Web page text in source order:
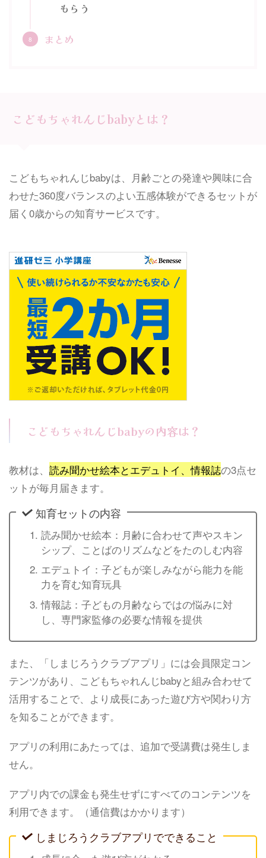
もらう
まとめ
こどもちゃれんじbabyとは？
こどもちゃれんじbabyは、月齢ごとの発達や興味に合
わせた360度バランスのよい五感体験ができるセットが
届く0歳からの知育サービスです。
こどもちゃれんじbabyの内容は？
教材は、 読み聞かせ絵本とエデュトイ、情報誌の3点セ
ットが毎月届きます。
知育セットの内容
読み聞かせ絵本：月齢に合わせて声やスキン
シップ、ことばのリズムなどをたのしむ内容
エデュトイ：子どもが楽しみながら能力を能
力を育む知育玩具
情報誌：子どもの月齢ならではの悩みに対
し、専門家監修の必要な情報を提供
また、「しまじろうクラブアプリ」には会員限定コン
テンツがあり、こどもちゃれんじbabyと組み合わせて
活用することで、より成長にあった遊び方や関わり方
を知ることができます。
アプリの利用にあたっては、追加で受講費は発生しま
せん。
アプリ内での課金も発生せずにすべてのコンテンツを
利用できます。（通信費はかかります）
しまじろうクラブアプリでできること